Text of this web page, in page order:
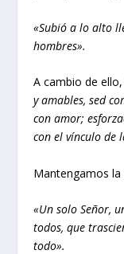
«Subió a lo alto
hombres».
A cambio de
y amables, sed
con amor;
con el vínculo de
Mantengamos la
«Un solo Señor,
todos, que
todo».